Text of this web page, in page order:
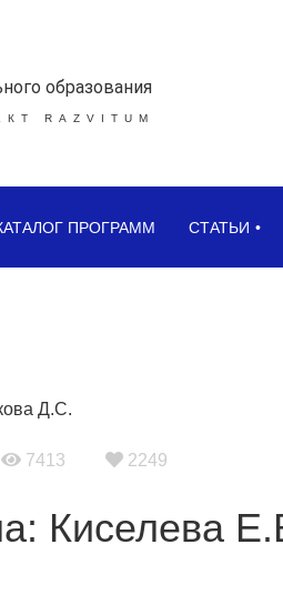
образования
RAZVITUM
ПРОГРАММ СТАТЬИ
7413 2249
Киселева